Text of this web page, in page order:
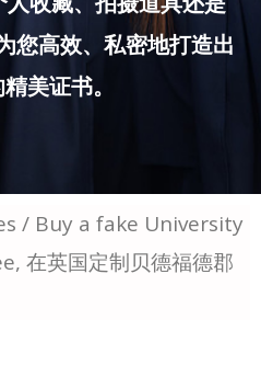
您高效、私密地打造出
美证书。
/ Buy a fake University
在英国定制贝德福德郡